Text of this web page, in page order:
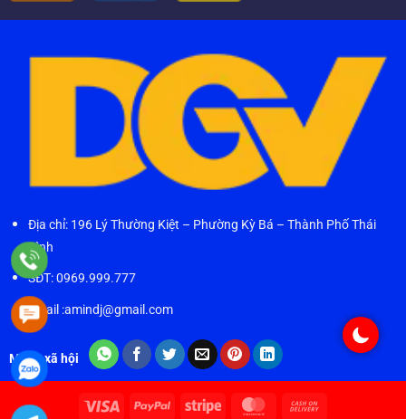
Địa chỉ: 196 Lý Thường Kiệt – Phường Kỳ Bá – Thành Phố Thái
Bình
SĐT: 0969.999.777
Email :amindj@gmail.com
Mạng xã hội